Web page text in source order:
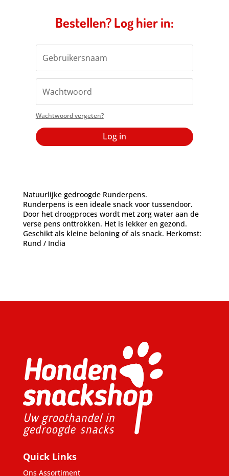
Bestellen? Log hier in:
Wachtwoord vergeten?
Log in
Natuurlijke gedroogde Runderpens.
Runderpens is een ideale snack voor tussendoor.
Door het droogproces wordt met zorg water aan de
verse pens onttrokken. Het is lekker en gezond.
Geschikt als kleine beloning of als snack. Herkomst:
Rund / India
Quick Links
Ons Assortiment